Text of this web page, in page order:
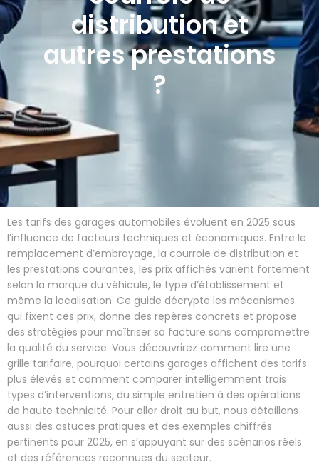
distribution et
autres prestations
?
Les tarifs des garages automobiles évoluent en 2025 sous
l’influence de facteurs techniques et économiques. Entre le
remplacement d’embrayage, la courroie de distribution et
les prestations courantes, les prix affichés varient fortement
selon la marque du véhicule, le type d’établissement et
même la localisation. Ce guide décrypte les mécanismes
qui fixent ces prix, donne des repères concrets et propose
des stratégies pour maîtriser sa facture sans compromettre
la qualité du service. Vous découvrirez comment lire une
grille tarifaire, pourquoi certains garages affichent des tarifs
plus élevés et comment comparer intelligemment trois
types d’interventions, du simple entretien à des opérations
de haute technicité. Pour aller droit au but, nous détaillons
aussi des astuces pratiques et des exemples chiffrés
pertinents pour 2025, en s’appuyant sur des scénarios réels
et des références reconnues du secteur.